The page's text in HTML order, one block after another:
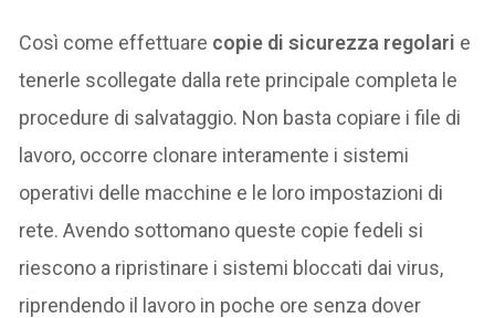
Così come effettuare copie di sicurezza regolari e
tenerle scollegate dalla rete principale completa le
procedure di salvataggio. Non basta copiare i file di
lavoro, occorre clonare interamente i sistemi
operativi delle macchine e le loro impostazioni di
rete. Avendo sottomano queste copie fedeli si
riescono a ripristinare i sistemi bloccati dai virus,
riprendendo il lavoro in poche ore senza dover